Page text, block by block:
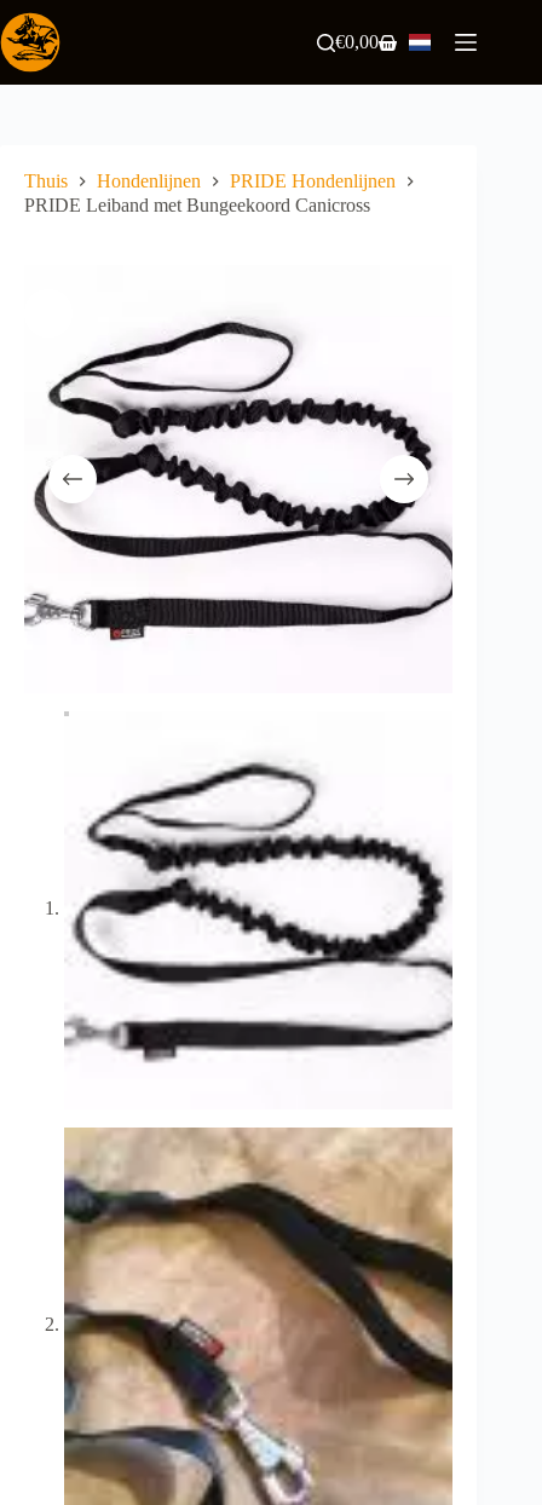
naar
de
inhoud
Winkelwagen
€0,00
Thuis Hondenlijnen
PRIDE Hondenlijnen
PRIDE Leiband met Bungeekoord Canicross